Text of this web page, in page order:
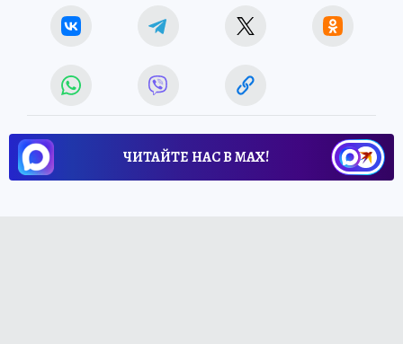
ЧИТАЙТЕ НАС В МАХ!